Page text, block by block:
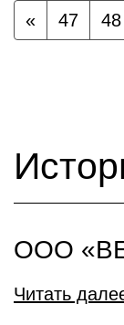
« 47 48
ООО
Читать